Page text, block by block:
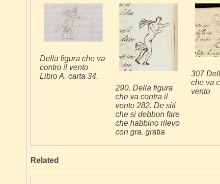
Della figura che va
contro il vento
Libro A. carta 34.
290. Della figura
che va contra il
vento 282. De siti
che si debbon fare
che habbino rilevo
con gra. gratia
307
che va
vento
Related